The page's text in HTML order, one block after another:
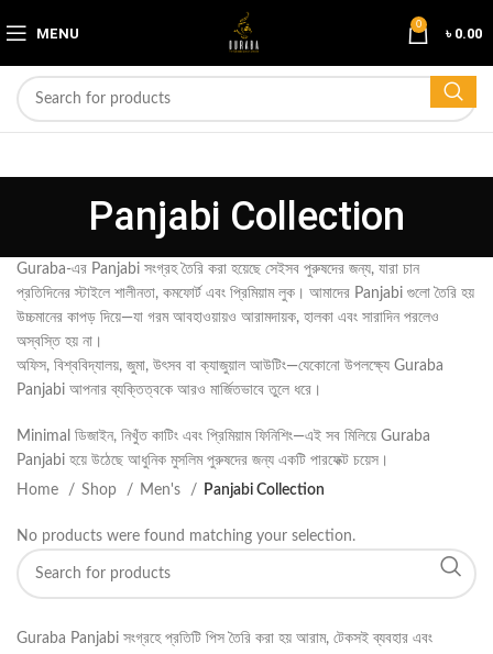
MENU 0 ৳ 0.00
Panjabi Collection
Guraba-এর Panjabi সংগ্রহ তৈরি করা হয়েছে সেইসব পুরুষদের জন্য, যারা চান
প্রতিদিনের স্টাইলে শালীনতা, কমফোর্ট এবং প্রিমিয়াম লুক। আমাদের Panjabi গুলো তৈরি হয়
উচ্চমানের কাপড় দিয়ে—যা গরম আবহাওয়ায়ও আরামদায়ক, হালকা এবং সারাদিন পরলেও
অস্বস্তি হয় না।
অফিস, বিশ্ববিদ্যালয়, জুমা, উৎসব বা ক্যাজুয়াল আউটিং—যেকোনো উপলক্ষ্যে Guraba
Panjabi আপনার ব্যক্তিত্বকে আরও মার্জিতভাবে তুলে ধরে।
Minimal ডিজাইন, নিখুঁত কাটিং এবং প্রিমিয়াম ফিনিশিং—এই সব মিলিয়ে Guraba
Panjabi হয়ে উঠেছে আধুনিক মুসলিম পুরুষদের জন্য একটি পারফেক্ট চয়েস।
Home
Shop Men's Panjabi Collection
No products were found matching your selection.
Guraba Panjabi সংগ্রহে প্রতিটি পিস তৈরি করা হয় আরাম, টেকসই ব্যবহার এবং